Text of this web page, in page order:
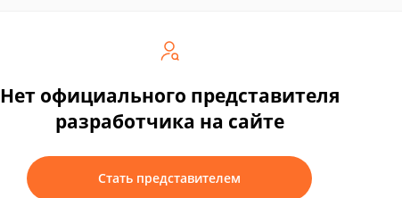
Нет официального представителя
разработчика на сайте
Стать представителем